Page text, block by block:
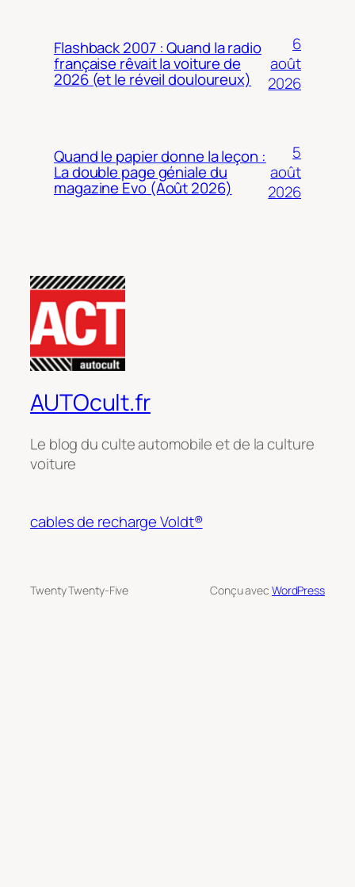
Flashback 2007 : Quand la radio
française rêvait la voiture de
2026 (et le réveil douloureux)
6
août
2026
Quand le papier donne la leçon :
La double page géniale du
magazine Evo (Août 2026)
5
août
2026
AUTOcult.fr
Le blog du culte automobile et de la culture
voiture
cables de recharge Voldt®
Twenty Twenty-Five Conçu avec WordPress